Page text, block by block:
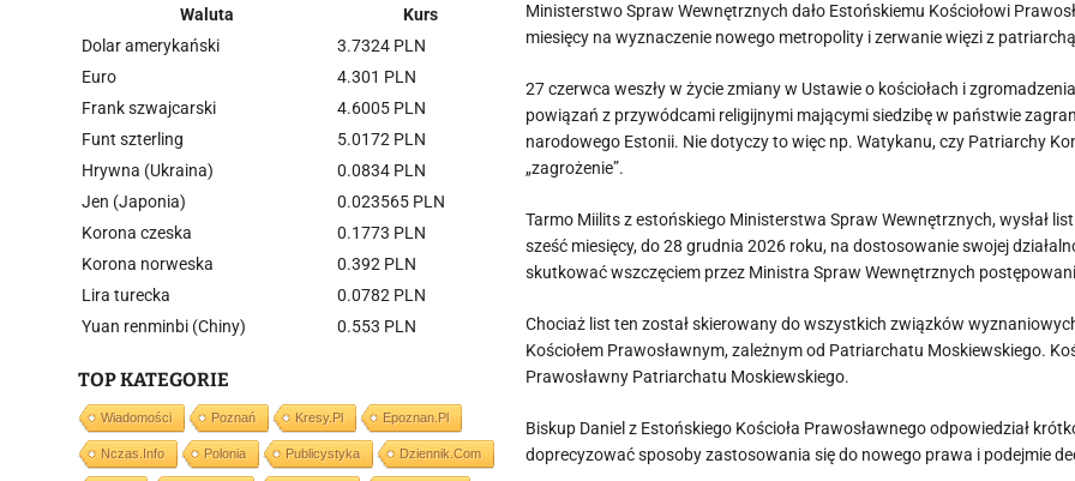
Ministerstwo Spraw Wewnętrznych dało Estońskiemu Kościołowi
miesięcy na wyznaczenie nowego metropolity i zerwanie więzi z
27 czerwca weszły w życie zmiany w Ustawie o kościołach i
powiązań z przywódcami religijnymi mającymi siedzibę w państwie
narodowego Estonii. Nie dotyczy to więc np. Watykanu, czy Patriarchy
„zagrożenie”.
Tarmo Miilits z estońskiego Ministerstwa Spraw Wewnętrznych, wysłał
sześć miesięcy, do 28 grudnia 2026 roku, na dostosowanie swojej
skutkować wszczęciem przez Ministra Spraw Wewnętrznych
Chociaż list ten został skierowany do wszystkich związków
Kościołem Prawosławnym, zależnym od Patriarchatu Moskiewskiego.
Prawosławny Patriarchatu Moskiewskiego.
Biskup Daniel z Estońskiego Kościoła Prawosławnego odpowiedział
doprecyzować sposoby zastosowania się do nowego prawa i podejmie
Waluta
Kurs
Dolar amerykański
3.7324 PLN
Euro
4.301 PLN
Frank szwajcarski
4.6005 PLN
Funt szterling
5.0172 PLN
Hrywna (Ukraina)
0.0834 PLN
Jen (Japonia)
0.023565 PLN
Korona czeska
0.1773 PLN
Korona norweska
0.392 PLN
Lira turecka
0.0782 PLN
Yuan renminbi (Chiny)
0.553 PLN
TOP KATEGORIE
Wiadomości Poznań Kresy.pl Epoznan.pl
Nczas.info Polonia Publicystyka Dziennik.com